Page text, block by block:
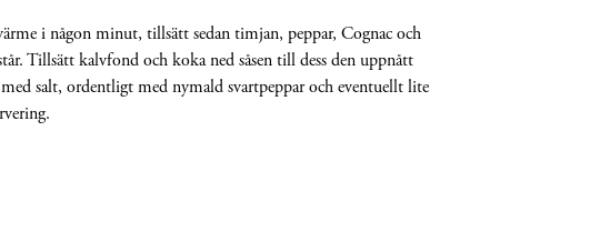
i någon minut, tillsätt sedan timjan, peppar, Cognac och
Tillsätt kalvfond och koka ned såsen till dess den uppnått
salt, ordentligt med nymald svartpeppar och eventuellt lite